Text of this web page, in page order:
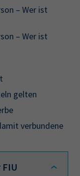
– Wer ist
– Wer ist
gelten
verbundene